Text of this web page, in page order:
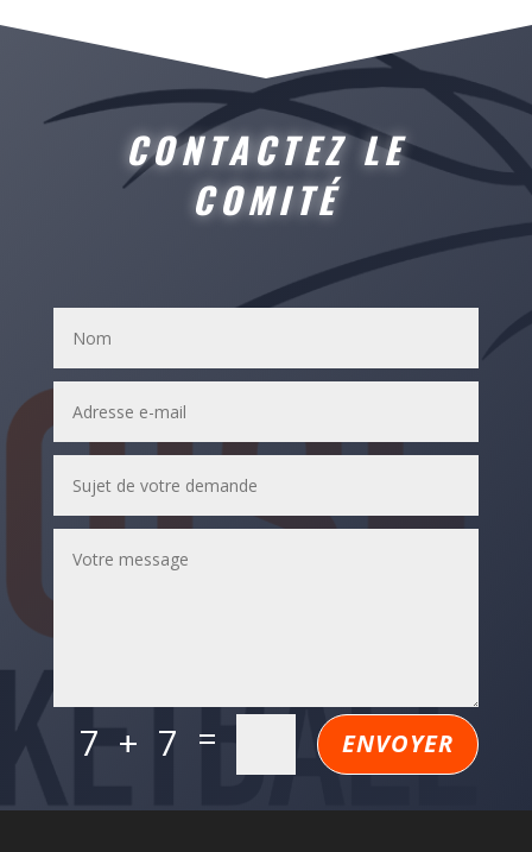
CONTACTEZ LE
COMITÉ
7 + 7 = ENVOYER